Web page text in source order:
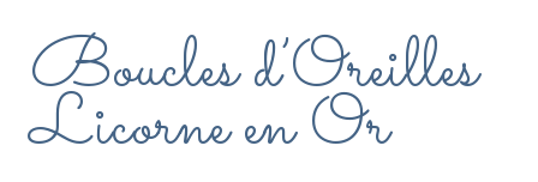
Boucles d’Oreilles
Licorne en Or